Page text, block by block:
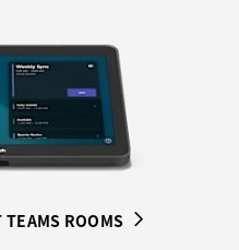
TEAMS ROOMS